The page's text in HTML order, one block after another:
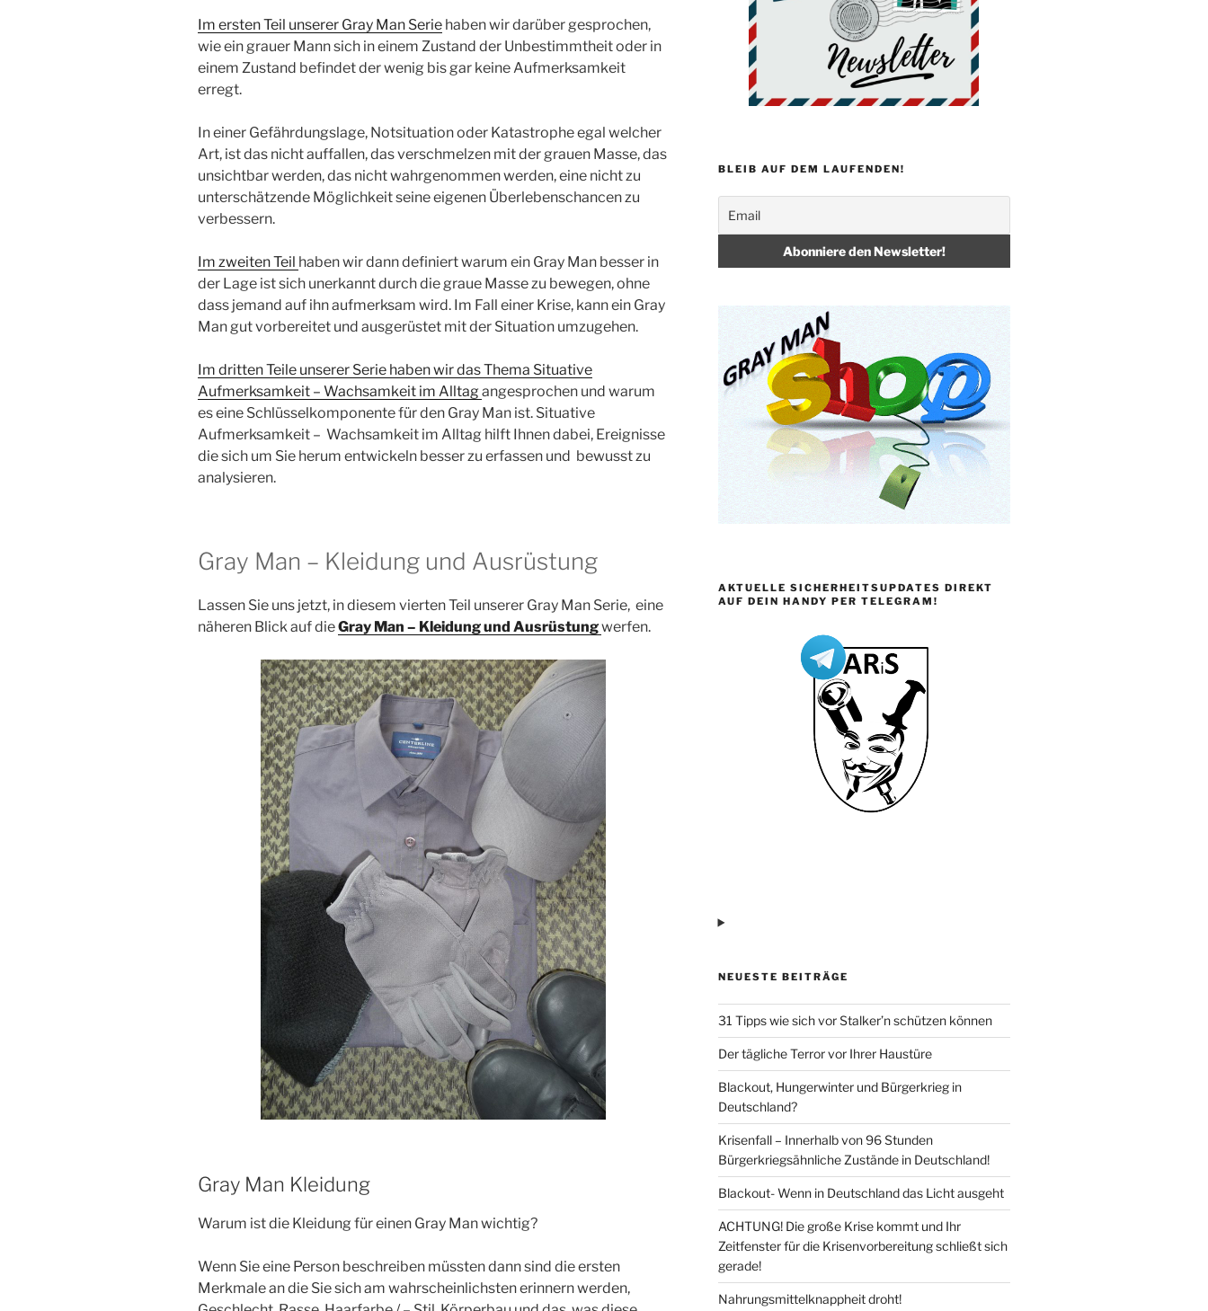
Im ersten Teil unserer Gray Man Serie haben wir darüber gesprochen,
wie ein grauer Mann sich in einem Zustand der Unbestimmtheit oder in
einem Zustand befindet der wenig bis gar keine Aufmerksamkeit
erregt.
In einer Gefährdungslage, Notsituation oder Katastrophe egal welcher
Art, ist das nicht auffallen, das verschmelzen mit der grauen Masse, das
unsichtbar werden, das nicht wahrgenommen werden, eine nicht zu
unterschätzende Möglichkeit seine eigenen Überlebenschancen zu
verbessern.
Im zweiten Teil haben wir dann definiert warum ein Gray Man besser in
der Lage ist sich unerkannt durch die graue Masse zu bewegen, ohne
dass jemand auf ihn aufmerksam wird. Im Fall einer Krise, kann ein Gray
Man gut vorbereitet und ausgerüstet mit der Situation umzugehen.
Im dritten Teile unserer Serie haben wir das Thema Situative
Aufmerksamkeit – Wachsamkeit im Alltagangesprochen und warum
es eine Schlüsselkomponente für den Gray Man ist. Situative
Aufmerksamkeit – Wachsamkeit im Alltag hilft Ihnen dabei, Ereignisse
die sich um Sie herum entwickeln besser zu erfassen und bewusst zu
analysieren.
Gray Man – Kleidung und Ausrüstung
Lassen Sie uns jetzt, in diesem vierten Teil unserer Gray Man Serie, eine
näheren Blick auf dieGray Man – Kleidung und Ausrüstungwerfen.
Gray Man Kleidung
Warum ist die Kleidung für einen Gray Man wichtig?
Wenn Sie eine Person beschreiben müssten dann sind die ersten
Merkmale an die Sie sich am wahrscheinlichsten erinnern werden,
BLEIB AUF DEM LAUFENDEN!
AKTUELLE SICHERHEITSUPDATES DIREKT
AUF DEIN HANDY PER TELEGRAM!
NEUESTE BEITRÄGE
31 Tipps wie sich vor Stalker’n schützen können
Der tägliche Terror vor Ihrer Haustüre
Blackout, Hungerwinter und Bürgerkrieg in
Deutschland?
Krisenfall – Innerhalb von 96 Stunden
Bürgerkriegsähnliche Zustände in Deutschland!
Blackout- Wenn in Deutschland das Licht ausgeht
ACHTUNG! Die große Krise kommt und Ihr
Zeitfenster für die Krisenvorbereitung schließt sich
gerade!
Nahrungsmittelknappheit droht!